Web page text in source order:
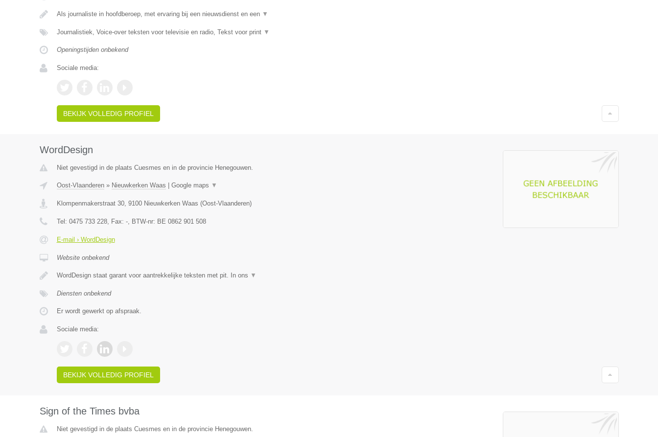
Als journaliste in hoofdberoep, met ervaring bij een nieuwsdienst en een ▼
Journalistiek, Voice-over teksten voor televisie en radio, Tekst voor print ▼
Openingstijden onbekend
Sociale media:
BEKIJK VOLLEDIG PROFIEL
WordDesign
Niet gevestigd in de plaats Cuesmes en in de provincie Henegouwen.
Oost-Vlaanderen» Nieuwkerken Waas Google maps ▼
Klompenmakerstraat 30, 9100 Nieuwkerken Waas (Oost-Vlaanderen)
Tel: 0475 733 228, Fax: -, BTW-nr: BE 0862 901 508
E-mail › WordDesign
Website onbekend
WordDesign staat garant voor aantrekkelijke teksten met pit. In ons ▼
Diensten onbekend
Er wordt gewerkt op afspraak.
Sociale media:
BEKIJK VOLLEDIG PROFIEL
Sign of the Times bvba
Niet gevestigd in de plaats Cuesmes en in de provincie Henegouwen.